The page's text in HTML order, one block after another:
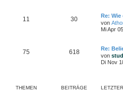
11 30
Re:
von
Mi Apr
75 618
Re:
von
Di Nov
THEMEN BEITRÄGE